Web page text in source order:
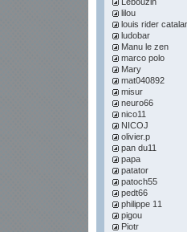
lilou
louis rider
ludobar
Manu le zen
marco polo
Mary
mat040892
misur
neuro66
nico11
NICOJ
olivier.p
pan du11
papa
patator
patoch55
pedt66
philippe 11
pigou
Piotr